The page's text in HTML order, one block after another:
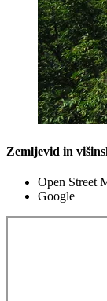
Zemljevid in
Open Street
Google